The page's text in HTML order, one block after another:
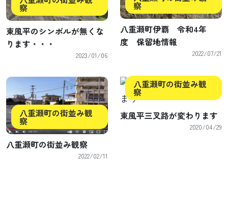
察
東風平のシンボルが無くな
ります・・・
2023/01/06
察
八重瀬町伊覇 令和4年
度 保留地情報
2022/07/21
八重瀬町の街並み観
察
八重瀬町の街並み観察
2022/02/11
八重瀬町の街並み観
察
東風平三叉路が変わります
2020/04/29